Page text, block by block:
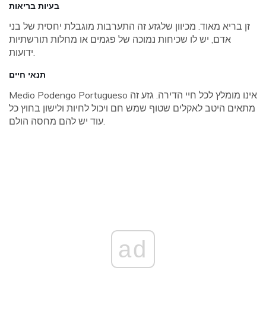
בעיות בריאות
זן בריא מאוד. מכיוון שלגזע זה התערבות מוגבלת יחסית של בני
אדם, יש לו שכיחות נמוכה של פגמים או מחלות תורשתיות
ידועות.
תנאי חיים
Medio Podengo Portugueso אינו מומלץ לכל חיי הדירה. גזע זה
מתאים היטב לאקלים שטוף שמש חם ויכול לחיות ולישון בחוץ כל
עוד יש להם מחסה הולם.
ad